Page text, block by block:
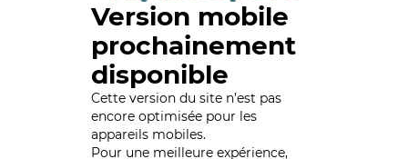
Version mobile
prochainement
disponible
Cette version du site n’est pas
encore optimisée pour les
appareils mobiles.
Pour une meilleure expérience,